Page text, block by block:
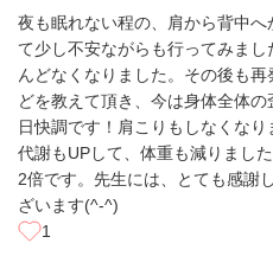
夜も眠れない程の、肩から背中
て少し不安ながらも行ってみま
んどなくなりました。その後も
どを教えて頂き、今は身体全体
日快調です！肩こりもしなくな
代謝もUPして、体重も減りまし
2倍です。先生には、とても感謝
ざいます(^-^)
1